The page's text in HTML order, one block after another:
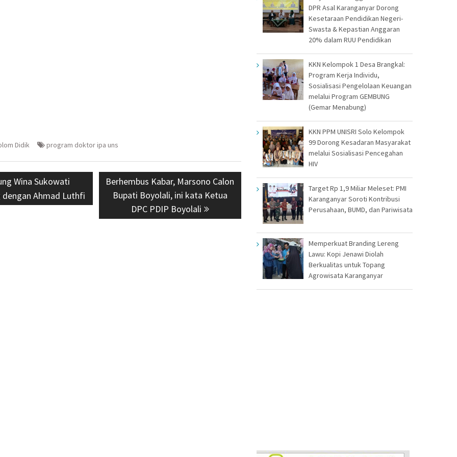
Didik program doktor ipa uns
Wina Sukowati
dengan Ahmad Luthfi
Next
post:
Berhembus Kabar, Marsono Calon
Bupati Boyolali, ini kata Ketua
DPC PDIP Boyolali
DPR Asal Karanganyar Dorong
Kesetaraan Pendidikan Negeri-
Swasta & Kepastian Anggaran
20% dalam RUU Pendidikan
KKN Kelompok 1 Desa Brangkal:
Program Kerja Individu,
Sosialisasi Pengelolaan Keuangan
melalui Program GEMBUNG
(Gemar Menabung)
KKN PPM UNISRI Solo Kelompok
99 Dorong Kesadaran Masyarakat
melalui Sosialisasi Pencegahan
HIV
Target Rp 1,9 Miliar Meleset: PMI
Karanganyar Soroti Kontribusi
Perusahaan, BUMD, dan Pariwisata
Memperkuat Branding Lereng
Lawu: Kopi Jenawi Diolah
Berkualitas untuk Topang
Agrowisata Karanganyar